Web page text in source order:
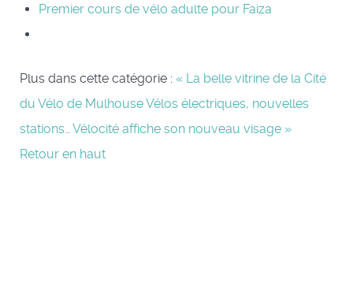
Premier cours de vélo adulte pour Faiza
Plus dans cette catégorie : « La belle vitrine de la Cité
du Vélo de MulhouseVélos électriques, nouvelles
stations… Vélocité affiche son nouveau visage »
Retour en haut